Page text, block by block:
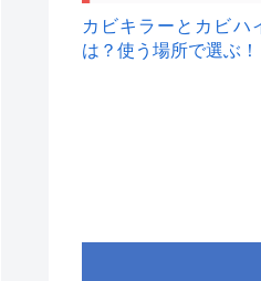
カビキラーとカビハ
は？使う場所で選ぶ！